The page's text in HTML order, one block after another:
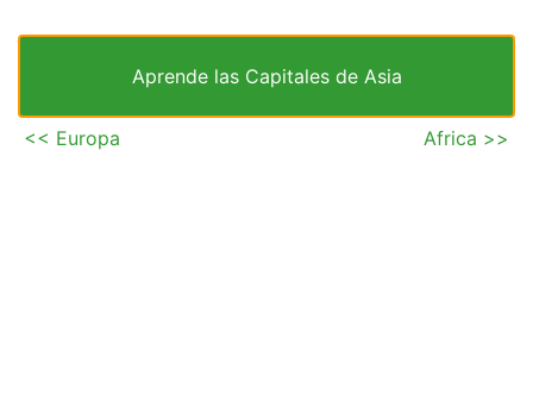
Aprende las Capitales de Asia
<< Europa Africa >>